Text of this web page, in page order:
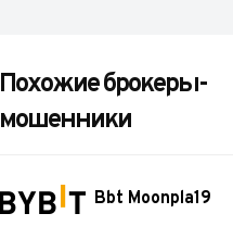
Похожие брокеры-
мошенники
Bbt Moonpla19